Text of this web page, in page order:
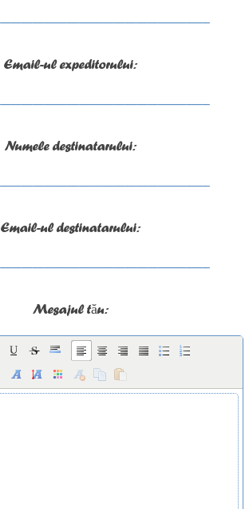
Email-ul expeditorului:
Numele destinatarului:
Email-ul destinatarului:
Mesajul tău: